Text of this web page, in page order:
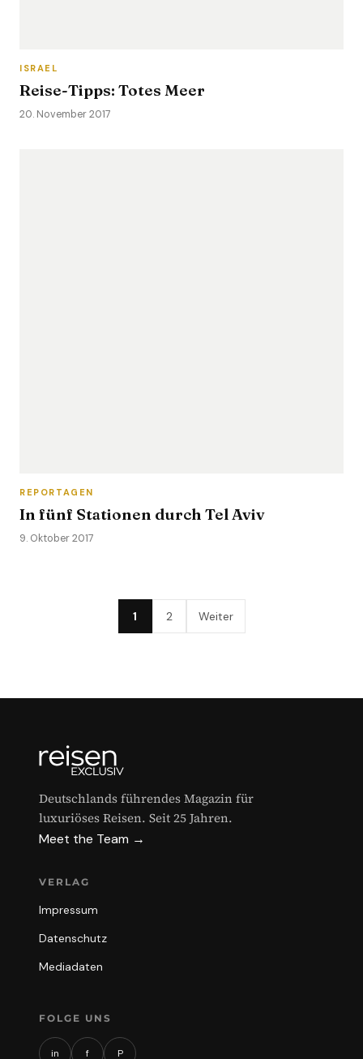
ISRAEL
Reise-Tipps: Totes Meer
20. November 2017
REPORTAGEN
In fünf Stationen durch Tel Aviv
9. Oktober 2017
1 2 Weiter
Deutschlands führendes Magazin für
luxuriöses Reisen. Seit 25 Jahren.
Meet the Team →
VERLAG
Impressum
Datenschutz
Mediadaten
FOLGE UNS
in f P